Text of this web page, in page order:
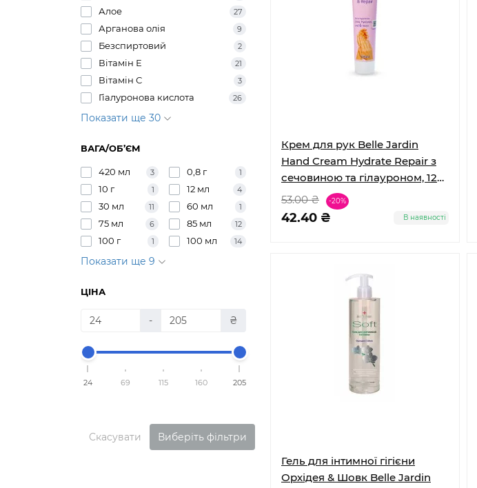
Алое 27
Арганова олія 9
Безспиртовий 2
Вітамін Е 21
Вітамін С 3
Гіалуронова кислота 26
Показати ще 30
ВАГА/ОБ’ЄМ
420 мл 3 0,8 г 1
10 г 1 12 мл 4
30 мл 11 60 мл 1
75 мл 6 85 мл 12
100 г 1 100 мл 14
Показати ще 9
ЦІНА
- ₴
24 69 115 160 205
Скасувати Виберіть фільтри
Крем для рук Belle Jardin
Hand Cream Hydrate Repair з
сечовиною та гілауроном, 125
мл
53.00 ₴ -20%
42.40 ₴ В наявності
Гель для інтимної гігієни
Орхідея & Шовк Belle Jardin